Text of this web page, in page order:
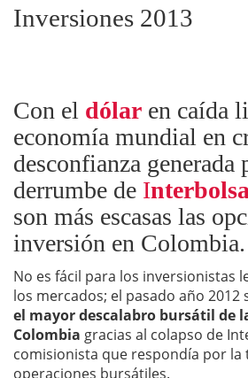
Inversiones 2013
Con el dólar en caída
economía mundial en
desconfianza generada
derrumbe de Interbolsa
son más escasas las
inversión en Colombia.
No es fácil para los inversionistas
los mercados; el pasado año 2012
el mayor descalabro bursátil de
Colombia gracias al colapso de
comisionista que respondía por la
operaciones bursátiles.